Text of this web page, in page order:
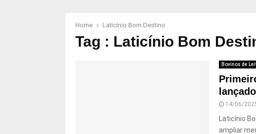
Home Laticínio Bom Destino
Tag : Laticínio Bom
Bovinos de
14/06/
Laticínio
ampliar